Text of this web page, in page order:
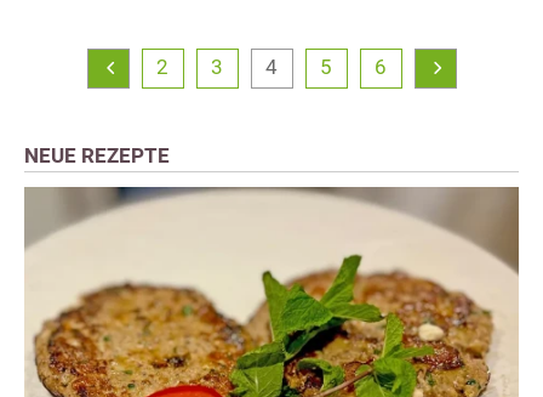
2 3 4 5 6
NEUE REZEPTE